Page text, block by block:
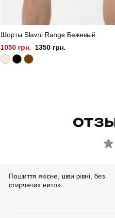
Шорты Slavni Range Бежевый
1050 грн. 1350 грн.
Пошиття якісне, шви рівні, без
стирчачих ниток.